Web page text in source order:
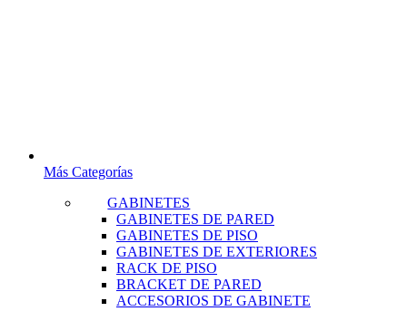
Más Categorías
GABINETES
GABINETES DE PARED
GABINETES DE PISO
GABINETES DE EXTERIORES
RACK DE PISO
BRACKET DE PARED
ACCESORIOS DE GABINETE